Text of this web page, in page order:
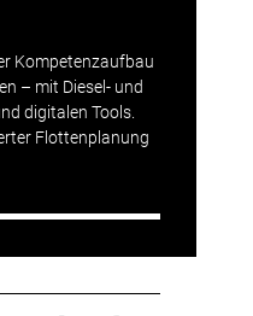
Kompetenzaufbau
– mit Diesel- und
digitalen Tools.
Flottenplanung